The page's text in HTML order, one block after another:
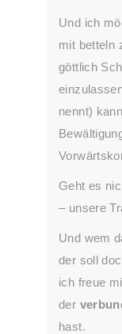
Und ich
mit betteln
göttlich
nennt)
Geht es
– unsere
Und wem
der soll
ich freue
der
hast.